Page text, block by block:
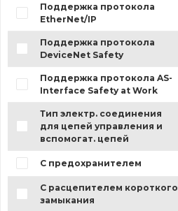
Поддержка протокола
EtherNet/IP
Поддержка протокола
DeviceNet Safety
Поддержка протокола AS-
Interface Safety at Work
Тип электр. соединения
для цепей управления и
вспомогат. цепей
С предохранителем
С расцепителем короткого
замыкания